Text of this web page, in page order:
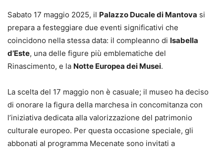
Sabato 17 maggio 2025, il Palazzo Ducale di Mantova si
prepara a festeggiare due eventi significativi che
coincidono nella stessa data: il compleanno di Isabella
d’Este, una delle figure più emblematiche del
Rinascimento, e la Notte Europea dei Musei.
La scelta del 17 maggio non è casuale; il museo ha deciso
di onorare la figura della marchesa in concomitanza con
l’iniziativa dedicata alla valorizzazione del patrimonio
culturale europeo. Per questa occasione speciale, gli
abbonati al programma Mecenate sono invitati a